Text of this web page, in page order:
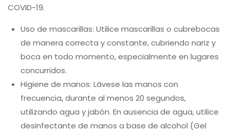
COVID-19.
Uso de mascarillas: Utilice mascarillas o cubrebocas
de manera correcta y constante, cubriendo nariz y
boca en todo momento, especialmente en lugares
concurridos.
Higiene de manos: Lávese las manos con
frecuencia, durante al menos 20 segundos,
utilizando agua y jabón. En ausencia de agua, utilice
desinfectante de manos a base de alcohol (Gel